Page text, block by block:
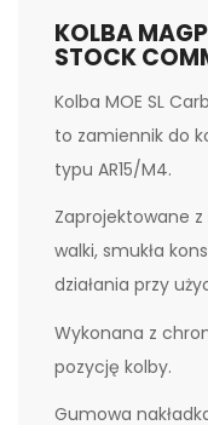
KOLBA
STOCK
Kolba MOE SL
to zamiennik do
typu AR15/M4.
Zaprojektowane
walki, smukła
działania przy
Wykonana z
pozycję kolby.
Gumowa